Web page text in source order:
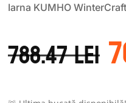
Iarna KUMHO
788.47lei a